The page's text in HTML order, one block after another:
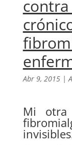
Abr 9, 2015|
Mi otra